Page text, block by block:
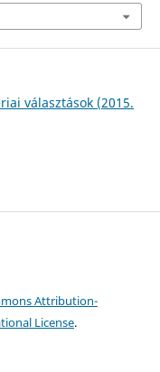
választások (2015.
Attribution-
License.